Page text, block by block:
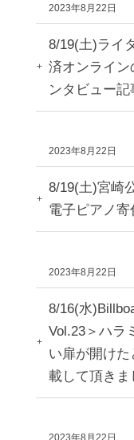
2023年8月22日
8/19(土)ライ
済オンライン
ンタビュー記
2023年8月22日
8/19(土)宮崎
電子ピアノ寄
2023年8月22日
8/16(水
Vol.23＞ハラ
い扉が開け
載して頂きま
2023年8月22日